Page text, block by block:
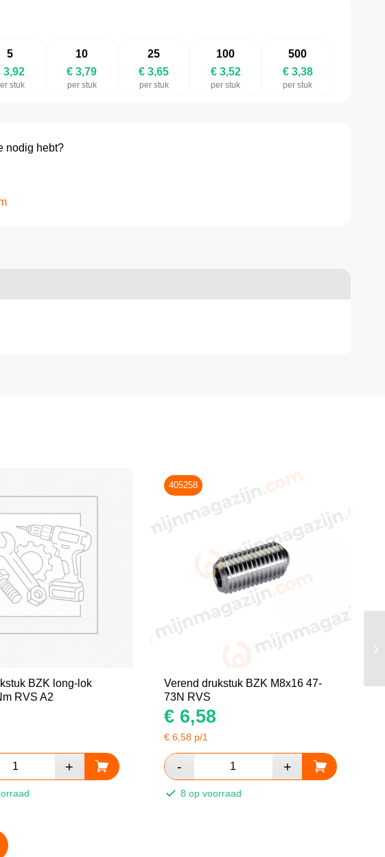
5
3,92
stuk
10
€ 3,79
per stuk
25
€ 3,65
per stuk
100
€ 3,52
per stuk
500
€ 3,38
per stuk
nodig hebt?
BZK long-lok
RVS A2
405258
Verend drukstuk BZK M8x16 47-
73N RVS
€6,58
€ 6,58p/1
8 op voorraad